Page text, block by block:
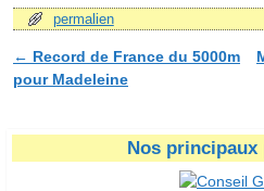
permalien
Navigation des articles
← Record de France du 5000m
pour Madeleine
Nos principaux